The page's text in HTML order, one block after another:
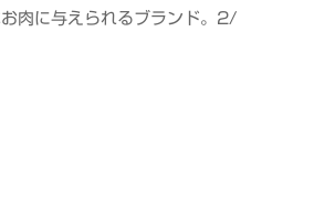
肉に与えられるブランド。2/